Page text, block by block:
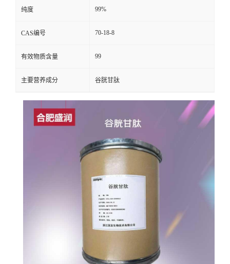
纯度 99%
CAS编号 70-18-8
有效物质含量 99
主要营养成分 谷胱甘肽